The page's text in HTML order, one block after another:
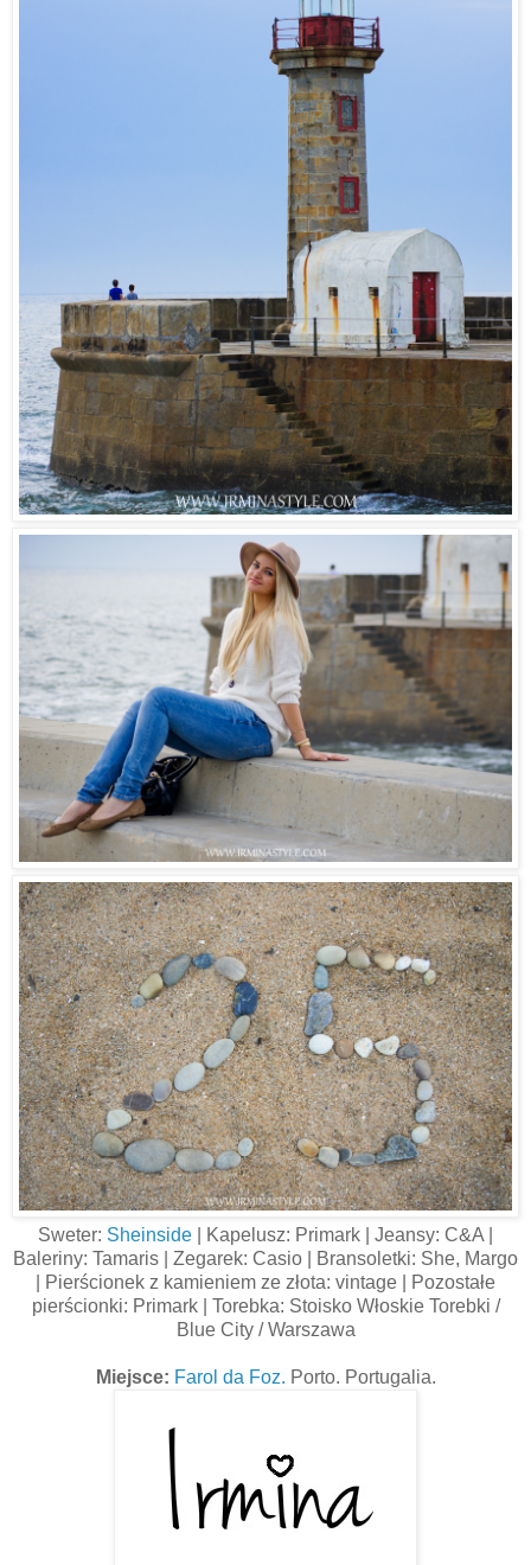
Sweter: Sheinside | Kapelusz: Primark | Jeansy: C&A |
Baleriny: Tamaris | Zegarek: Casio | Bransoletki: She, Margo
| Pierścionek z kamieniem ze złota: vintage | Pozostałe
pierścionki: Primark | Torebka: Stoisko Włoskie Torebki /
Blue City / Warszawa
Miejsce: Farol da Foz. Porto. Portugalia.